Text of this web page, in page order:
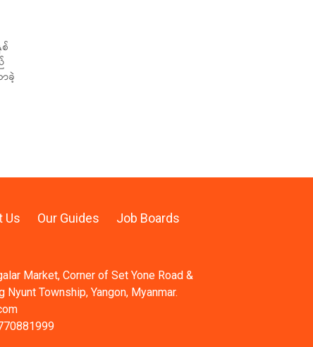
ခဲ့
Us Our Guides Job Boards
Market, Corner of Set Yone Road &
Nyunt Township, Yangon, Myanmar.